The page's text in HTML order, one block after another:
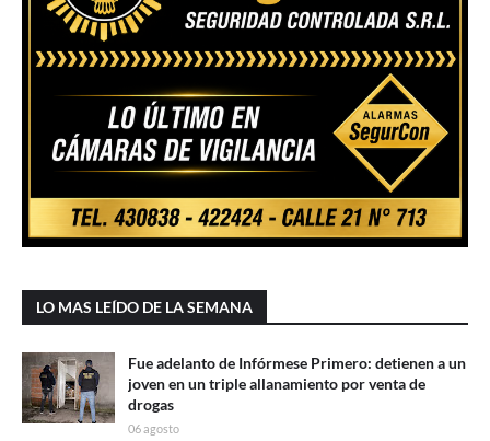
LO MAS LEÍDO DE LA SEMANA
Fue adelanto de Infórmese Primero: detienen a un
joven en un triple allanamiento por venta de
drogas
06 agosto